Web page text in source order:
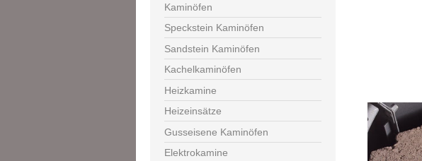
Kaminöfen
Speckstein Kaminöfen
Sandstein Kaminöfen
Kachelkaminöfen
Heizkamine
Heizeinsätze
Gusseisene Kaminöfen
Elektrokamine